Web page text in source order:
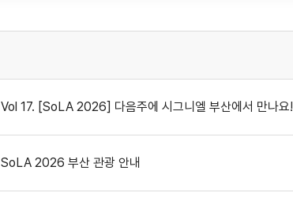
Vol 17. [SoLA 2026] 다음주에 시그니엘 부산에서 만나요!
SoLA 2026 부산 관광 안내